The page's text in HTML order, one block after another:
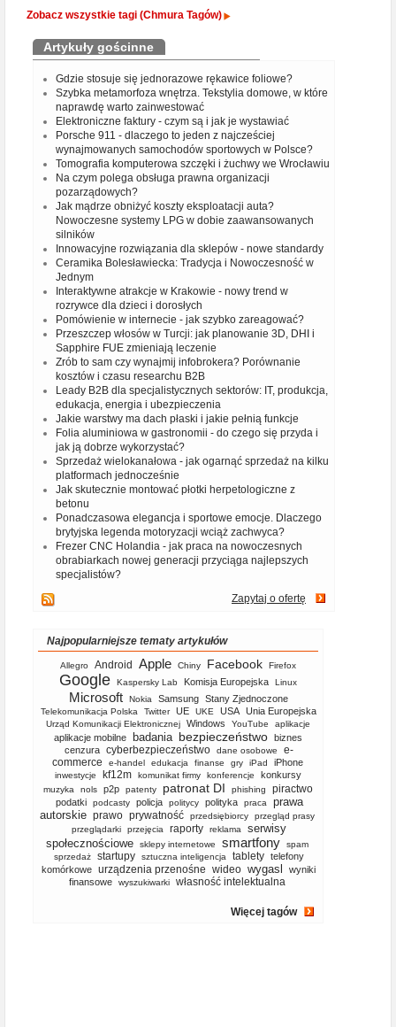
Zobacz wszystkie tagi (Chmura Tagów)
Artykuły gościnne
Gdzie stosuje się jednorazowe rękawice foliowe?
Szybka metamorfoza wnętrza. Tekstylia domowe, w które
naprawdę warto zainwestować
Elektroniczne faktury - czym są i jak je wystawiać
Porsche 911 - dlaczego to jeden z najcześciej
wynajmowanych samochodów sportowych w Polsce?
Tomografia komputerowa szczęki i żuchwy we Wrocławiu
Na czym polega obsługa prawna organizacji
pozarządowych?
Jak mądrze obniżyć koszty eksploatacji auta?
Nowoczesne systemy LPG w dobie zaawansowanych
silników
Innowacyjne rozwiązania dla sklepów - nowe standardy
Ceramika Bolesławiecka: Tradycja i Nowoczesność w
Jednym
Interaktywne atrakcje w Krakowie - nowy trend w
rozrywce dla dzieci i dorosłych
Pomówienie w internecie - jak szybko zareagować?
Przeszczep włosów w Turcji: jak planowanie 3D, DHI i
Sapphire FUE zmieniają leczenie
Zrób to sam czy wynajmij infobrokera? Porównanie
kosztów i czasu researchu B2B
Leady B2B dla specjalistycznych sektorów: IT, produkcja,
edukacja, energia i ubezpieczenia
Jakie warstwy ma dach płaski i jakie pełnią funkcje
Folia aluminiowa w gastronomii - do czego się przyda i
jak ją dobrze wykorzystać?
Sprzedaż wielokanałowa - jak ogarnąć sprzedaż na kilku
platformach jednocześnie
Jak skutecznie montować płotki herpetologiczne z
betonu
Ponadczasowa elegancja i sportowe emocje. Dlaczego
brytyjska legenda motoryzacji wciąż zachwyca?
Frezer CNC Holandia - jak praca na nowoczesnych
obrabiarkach nowej generacji przyciąga najlepszych
specjalistów?
Zapytaj o ofertę
Najpopularniejsze tematy artykułów
Allegro Android Apple Chiny Facebook Firefox
Google Kaspersky Lab Komisja Europejska Linux
Microsoft Nokia Samsung Stany Zjednoczone
Telekomunikacja Polska Twitter UE UKE USA Unia Europejska
Urząd Komunikacji Elektronicznej Windows YouTube aplikacje
aplikacje mobilne badania bezpieczeństwo biznes
cenzura cyberbezpieczeństwo dane osobowe
e-
commerce
e-handel edukacja finanse gry iPad iPhone
inwestycje kf12m komunikat firmy konferencje konkursy
muzyka nols p2p patenty patronat DI phishing piractwo
podatki podcasty policja politycy polityka praca
prawa
autorskie prawo prywatność przedsiębiorcy
przegląd prasy
przeglądarki
przejęcia raporty reklama
serwisy
społecznościowe
sklepy internetowe smartfony
spam
sprzedaż
startupy sztuczna inteligencja tablety telefony
komórkowe
urządzenia przenośne wideo wygasl
wyniki
finansowe
wyszukiwarki własność intelektualna
Więcej tagów